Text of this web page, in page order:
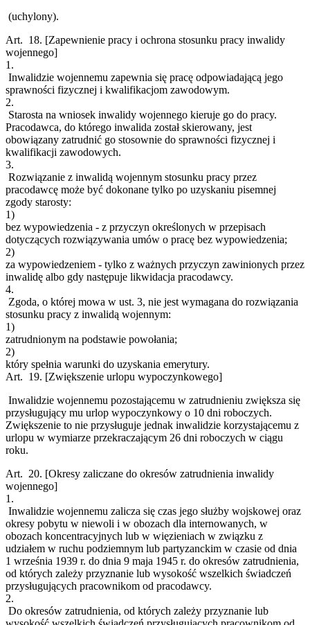
(uchylony).
Art. 18. [Zapewnienie pracy i ochrona stosunku pracy inwalidy
wojennego]
1.
Inwalidzie wojennemu zapewnia się pracę odpowiadającą jego
sprawności fizycznej i kwalifikacjom zawodowym.
2.
Starosta na wniosek inwalidy wojennego kieruje go do pracy.
Pracodawca, do którego inwalida został skierowany, jest
obowiązany zatrudnić go stosownie do sprawności fizycznej i
kwalifikacji zawodowych.
3.
Rozwiązanie z inwalidą wojennym stosunku pracy przez
pracodawcę może być dokonane tylko po uzyskaniu pisemnej
zgody starosty:
1)
bez wypowiedzenia - z przyczyn określonych w przepisach
dotyczących rozwiązywania umów o pracę bez wypowiedzenia;
2)
za wypowiedzeniem - tylko z ważnych przyczyn zawinionych przez
inwalidę albo gdy następuje likwidacja pracodawcy.
4.
Zgoda, o której mowa w ust. 3, nie jest wymagana do rozwiązania
stosunku pracy z inwalidą wojennym:
1)
zatrudnionym na podstawie powołania;
2)
który spełnia warunki do uzyskania emerytury.
Art. 19. [Zwiększenie urlopu wypoczynkowego]
Inwalidzie wojennemu pozostającemu w zatrudnieniu zwiększa się
przysługujący mu urlop wypoczynkowy o 10 dni roboczych.
Zwiększenie to nie przysługuje jednak inwalidzie korzystającemu z
urlopu w wymiarze przekraczającym 26 dni roboczych w ciągu
roku.
Art. 20. [Okresy zaliczane do okresów zatrudnienia inwalidy
wojennego]
1.
Inwalidzie wojennemu zalicza się czas jego służby wojskowej oraz
okresy pobytu w niewoli i w obozach dla internowanych, w
obozach koncentracyjnych lub w więzieniach w związku z
udziałem w ruchu podziemnym lub partyzanckim w czasie od dnia
1 września 1939 r. do dnia 9 maja 1945 r. do okresów zatrudnienia,
od których zależy przyznanie lub wysokość wszelkich świadczeń
przysługujących pracownikom od pracodawcy.
2.
Do okresów zatrudnienia, od których zależy przyznanie lub